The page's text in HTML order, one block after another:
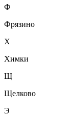
Ф
Фрязино
Х
Химки
Щ
Щелково
Э